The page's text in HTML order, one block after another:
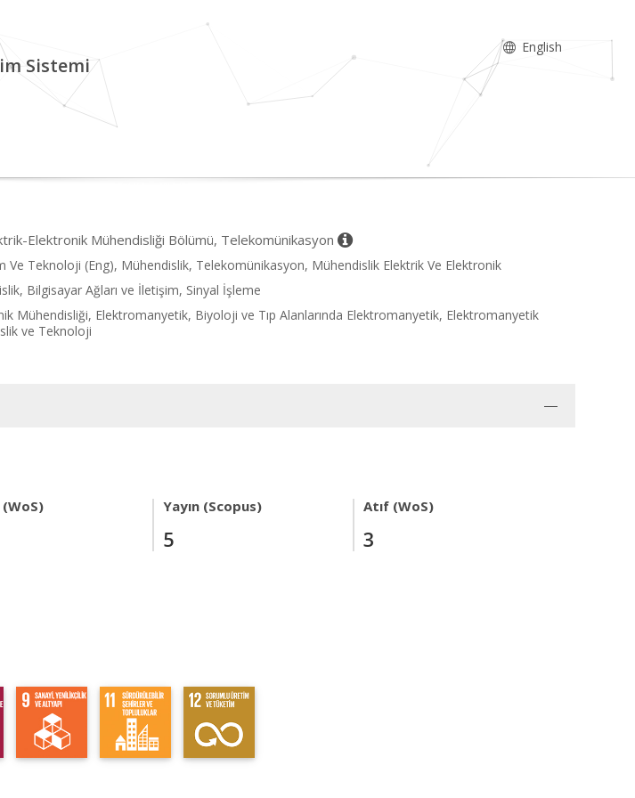
Sistemi
English
Elektronik Mühendisliği Bölümü, Telekomünikasyon
Ve Teknoloji (Eng), Mühendislik, Telekomünikasyon, Mühendislik Elektrik Ve Elektronik
Bilgisayar Ağları ve İletişim, Sinyal İşleme
Mühendisliği, Elektromanyetik, Biyoloji ve Tıp Alanlarında Elektromanyetik, Elektromanyetik
ve Teknoloji
(WoS) Yayın (Scopus)
5
Atıf (WoS)
3